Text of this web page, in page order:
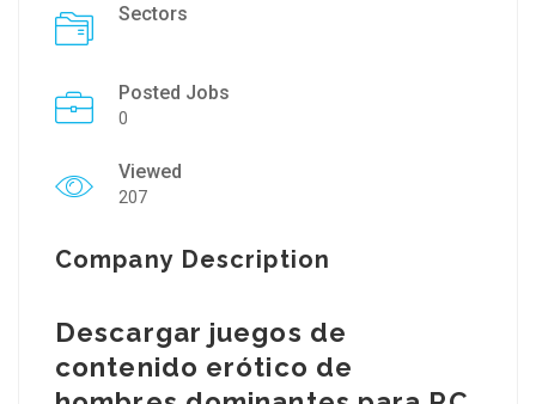
Sectors
Posted Jobs
0
Viewed
207
Company Description
Descargar juegos de
contenido erótico de